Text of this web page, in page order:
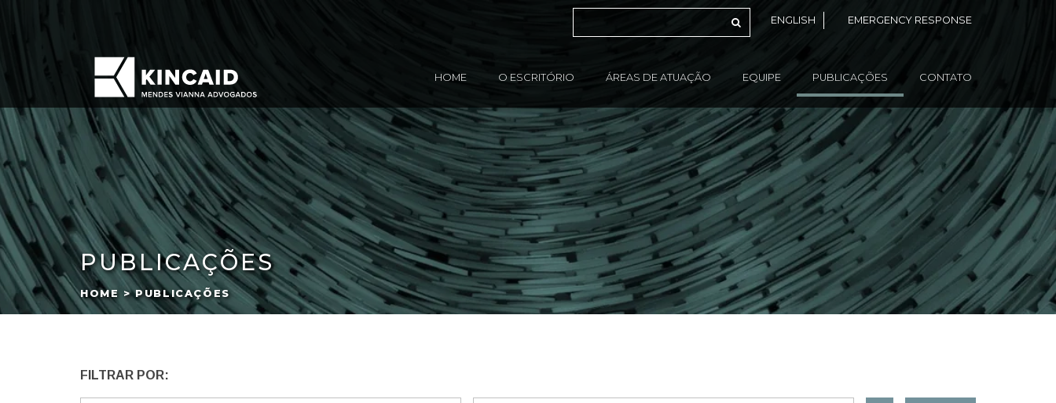
ENGLISH EMERGENCY RESPONSE
HOME O ESCRITÓRIO ÁREAS DE ATUAÇÃO EQUIPE PUBLICAÇÕES CONTATO
PUBLICAÇÕES
HOME > PUBLICAÇÕES
FILTRAR POR: